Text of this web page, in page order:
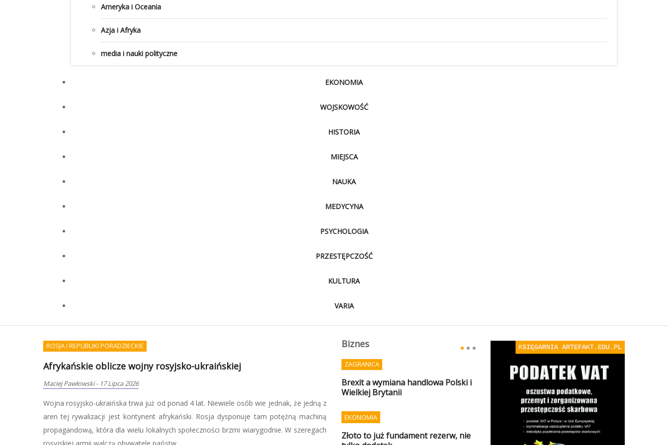
Ameryka i Oceania
Azja i Afryka
media i nauki polityczne
EKONOMIA
WOJSKOWOŚĆ
HISTORIA
MIEJSCA
NAUKA
MEDYCYNA
PSYCHOLOGIA
PRZESTĘPCZOŚĆ
KULTURA
VARIA
WOJSKOWOŚĆ I TERRORYZM
Początek wojny będziemu musieli przetrwać sami
Redakcja OKCYDENT-07 Lipca 2026
Zdaniem Pawła Mateńczuka, weterana jednostki specjalnej GROM, nie można
nadmiernie polegać na służbach, tylko samemu się przygotować na sytuacje
kryzysowe, co oznacza nie tylko zgromadzenie podstawowych zapasów, ale także
Biznes
ZAGRANICA
Brexit a wymiana handlowa Polski i
Wielkiej Brytanii
EKONOMIA
Złoto to już fundament rezerw, nie